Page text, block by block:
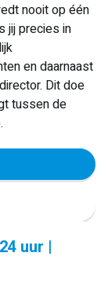
nooit op één
jij precies in
en daarnaast
Dit doe
tussen de
uur |